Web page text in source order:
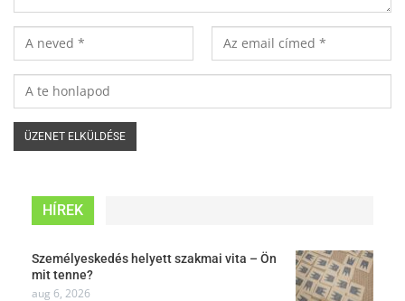
HÍREK
Személyeskedés helyett szakmai vita – Ön
mit tenne?
aug 6, 2026